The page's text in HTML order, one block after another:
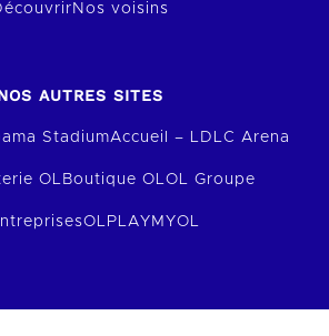
Nos voisins
AUTRES SITES
StadiumAccueil – LDLC Arena
OL Boutique OLOL Groupe
OLPLAY MYOL